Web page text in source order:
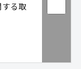
る取